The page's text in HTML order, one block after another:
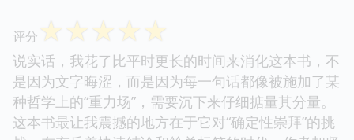
评分 ☆☆☆☆☆
说实话，我花了比平时更长的时间来消化这本书，不
是因为文字晦涩，而是因为每一句话都像被施加了某
种哲学上的“重力场”，需要沉下来仔细掂量其分量。
这本书最让我震撼的地方在于它对“确定性崇拜”的挑